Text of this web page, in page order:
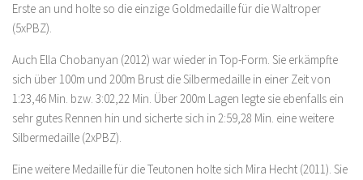
Erste an und holte so die einzige Goldmedaille für die Waltroper
(5xPBZ).
Auch Ella Chobanyan (2012) war wieder in Top-Form. Sie erkämpfte
sich über 100m und 200m Brust die Silbermedaille in einer Zeit von
1:23,46 Min. bzw. 3:02,22 Min. Über 200m Lagen legte sie ebenfalls ein
sehr gutes Rennen hin und sicherte sich in 2:59,28 Min. eine weitere
Silbermedaille (2xPBZ).
Eine weitere Medaille für die Teutonen holte sich Mira Hecht (2011). Sie